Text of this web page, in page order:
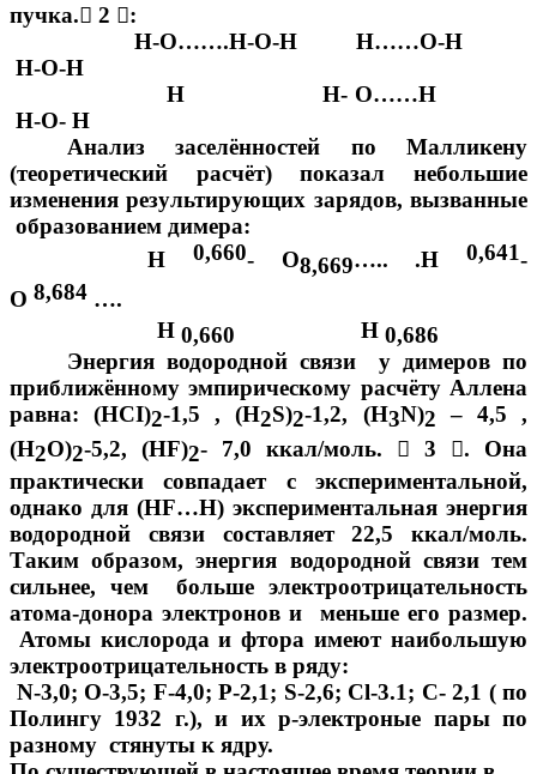
пучка. 2 :
Н-О…….Н-О-Н Н……О-Н
Н-О-Н
Н Н- О……Н
Н-О- Н
Анализ заселённостей по Малликену
(теоретический расчёт) показал небольшие
изменения результирующих зарядов, вызванные
образованием димера:
Н 0,660- О8,669….. .Н 0,641-
О 8,684 ….
Н0,660 Н0,686
Энергия водородной связи у димеров по
приближённому эмпирическому расчёту Аллена
равна: (НСI)2-1,5 , (Н2S)2-1,2, (Н3N)2 – 4,5 ,
(Н2О)2-5,2, (НF)2- 7,0 ккал/моль.  3 . Она
практически совпадает с экспериментальной,
однако для (HF…Н) экспериментальная энергия
водородной связи составляет 22,5 ккал/моль.
Таким образом, энергия водородной связи тем
сильнее, чем больше электроотрицательность
атома-донора электронов и меньше его размер.
Атомы кислорода и фтора имеют наибольшую
электроотрицательность в ряду:
N-3,0; О-3,5; F-4,0; Р-2,1; S-2,6; Сl-3.1; С- 2,1 ( по
Полингу 1932 г.), и их р-электроные пары по
разному стянуты к ядру.